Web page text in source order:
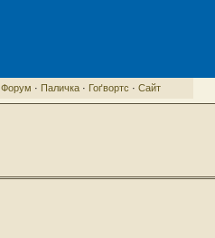
Форум · Паличка· Гоґвортс · Сайт